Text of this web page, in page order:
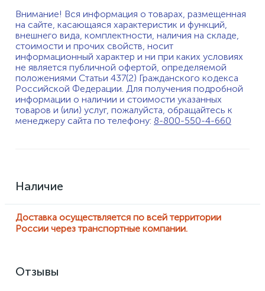
Внимание! Вся информация о товарах, размещенная
на сайте, касающаяся характеристик и функций,
внешнего вида, комплектности, наличия на складе,
стоимости и прочих свойств, носит
информационный характер и ни при каких условиях
не является публичной офертой, определяемой
положениями Статьи 437(2) Гражданского кодекса
Российской Федерации. Для получения подробной
информации о наличии и стоимости указанных
товаров и (или) услуг, пожалуйста, обращайтесь к
менеджеру сайта по телефону: 8-800-550-4-660
Наличие
Доставка осуществляется по всей территории
России через транспортные компании.
Отзывы